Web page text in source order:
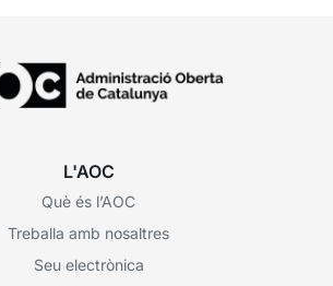
L'AOC
Què és l’AOC
Treballa amb nosaltres
Seu electrònica